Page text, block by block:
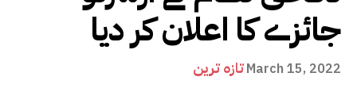
جائزے کا اعلان کر دیا
تازہ ترینMarch 15, 2022